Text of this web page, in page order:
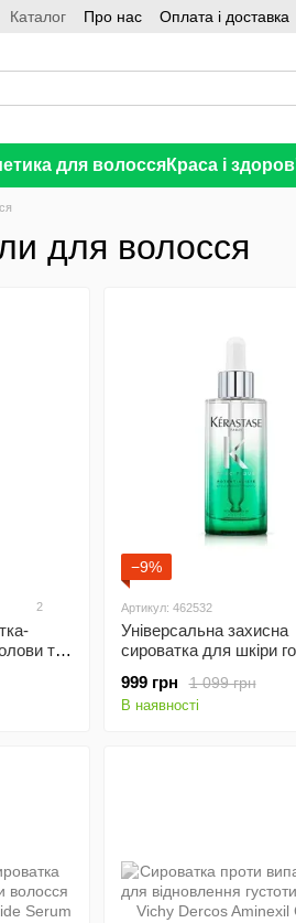
Каталог Про нас Оплата і доставка
для волоссяКраса і
для волосся
2
та
для
−9%
Артикул: 462532
Універсальна захисна
сироватка для шкіри
Potentialiste Hair and
Serum, 90 мл
1 099 грн
999 грн
В наявності